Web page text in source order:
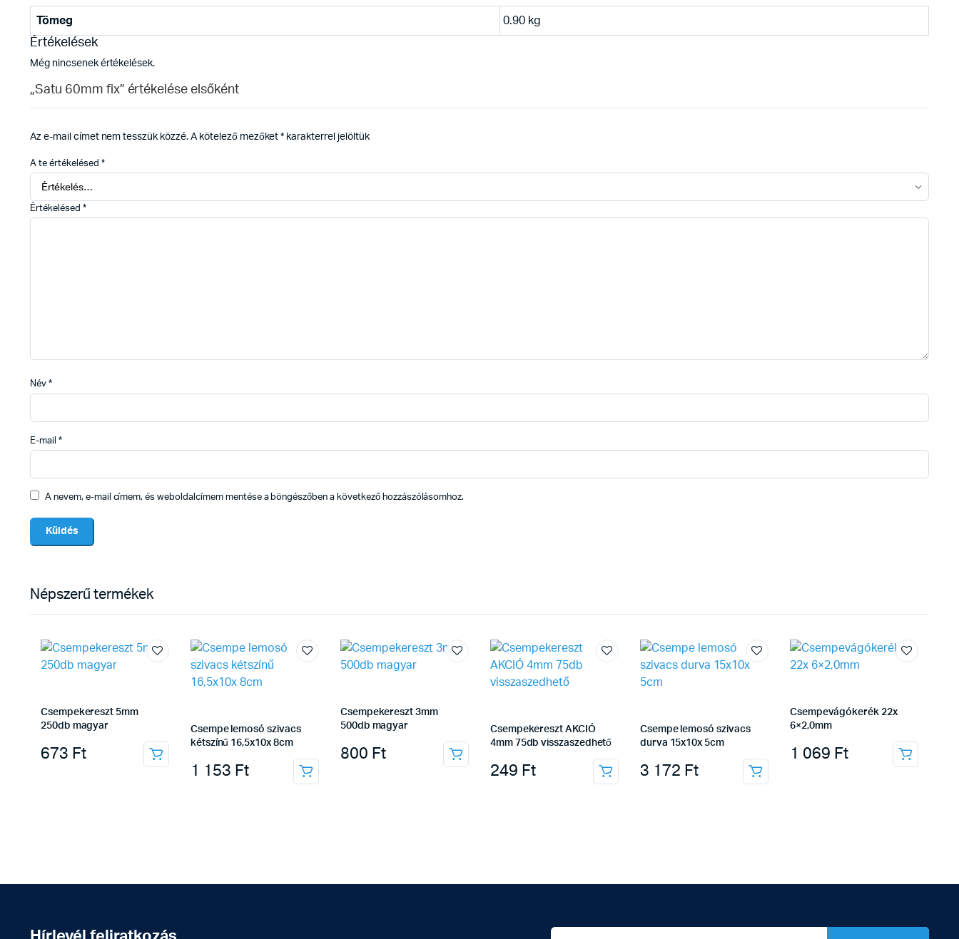
Tömeg 0.90 kg
Értékelések
Még nincsenek értékelések.
„Satu 60mm fix” értékelése elsőként
Az e-mail címet nem tesszük közzé. A kötelező mezőket* karakterrel jelöltük
A te értékelésed *
Értékelésed *
Név *
E-mail *
A nevem, e-mail címem, és weboldalcímem mentése a böngészőben a következő hozzászólásomhoz.
Népszerű termékek
Csempekereszt 5mm
250db magyar
673 Ft
Csempe lemosó szivacs
kétszínű 16,5x10x 8cm
1 153 Ft
Csempekereszt 3mm
500db magyar
800 Ft
Csempekereszt AKCIÓ
4mm 75db visszaszedhető
249 Ft
Csempe lemosó szivacs
durva 15x10x 5cm
3 172 Ft
Csempevágókerék 22x
6×2,0mm
1 069 Ft